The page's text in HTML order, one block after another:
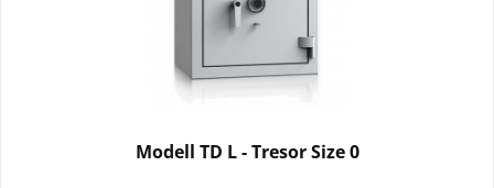
Modell TD L - Tresor Size 0